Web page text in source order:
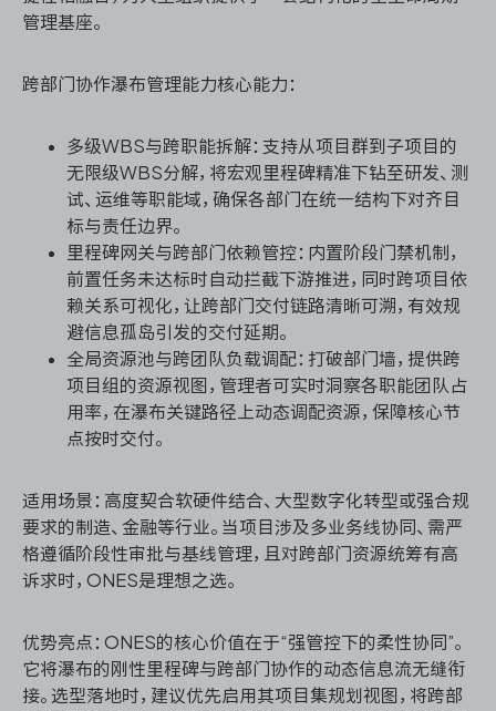
管理基座。
跨部门协作瀑布管理能力核心能力：
多级WBS与跨职能拆解：支持从项目群到子项目的
无限级WBS分解，将宏观里程碑精准下钻至研发、测
试、运维等职能域，确保各部门在统一结构下对齐目
标与责任边界。
里程碑网关与跨部门依赖管控：内置阶段门禁机制，
前置任务未达标时自动拦截下游推进，同时跨项目依
赖关系可视化，让跨部门交付链路清晰可溯，有效规
避信息孤岛引发的交付延期。
全局资源池与跨团队负载调配：打破部门墙，提供跨
项目组的资源视图，管理者可实时洞察各职能团队占
用率，在瀑布关键路径上动态调配资源，保障核心节
点按时交付。
适用场景：高度契合软硬件结合、大型数字化转型或强合规
要求的制造、金融等行业。当项目涉及多业务线协同、需严
格遵循阶段性审批与基线管理，且对跨部门资源统筹有高
诉求时，ONES是理想之选。
优势亮点：ONES的核心价值在于“强管控下的柔性协同”。
它将瀑布的刚性里程碑与跨部门协作的动态信息流无缝衔
接。选型落地时，建议优先启用其项目集规划视图，将跨部